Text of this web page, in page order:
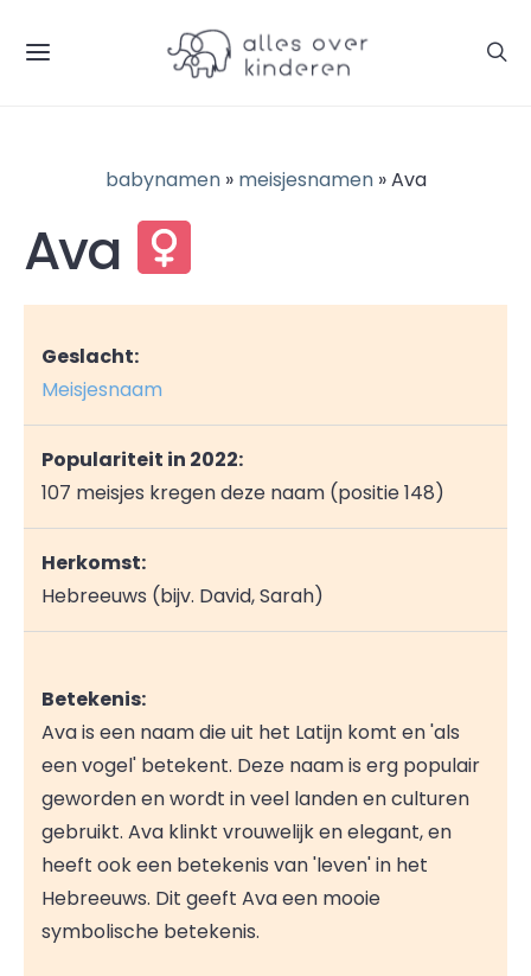
babynamen» meisjesnamen» Ava
Ava
Geslacht:
Meisjesnaam
Populariteit in 2022:
107 meisjes kregen deze naam (positie 148)
Herkomst:
Hebreeuws (bijv. David, Sarah)
Betekenis:
Ava is een naam die uit het Latijn komt en 'als
een vogel' betekent. Deze naam is erg populair
geworden en wordt in veel landen en culturen
gebruikt. Ava klinkt vrouwelijk en elegant, en
heeft ook een betekenis van 'leven' in het
Hebreeuws. Dit geeft Ava een mooie
symbolische betekenis.